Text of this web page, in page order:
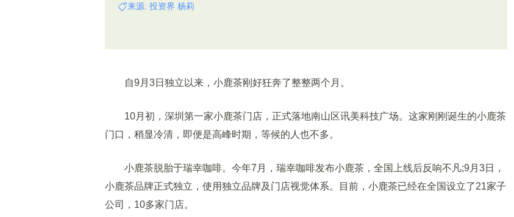
来源: 投资界 杨莉
自9月3日独立以来，小鹿茶刚好狂奔了整整两个月。
10月初，深圳第一家小鹿茶门店，正式落地南山区讯美科技广场。这家刚刚诞生的小鹿茶
门口，稍显冷清，即便是高峰时期，等候的人也不多。
小鹿茶脱胎于瑞幸咖啡。今年7月，瑞幸咖啡发布小鹿茶，全国上线后反响不凡;9月3日，
小鹿茶品牌正式独立，使用独立品牌及门店视觉体系。目前，小鹿茶已经在全国设立了21家子
公司，10多家门店。